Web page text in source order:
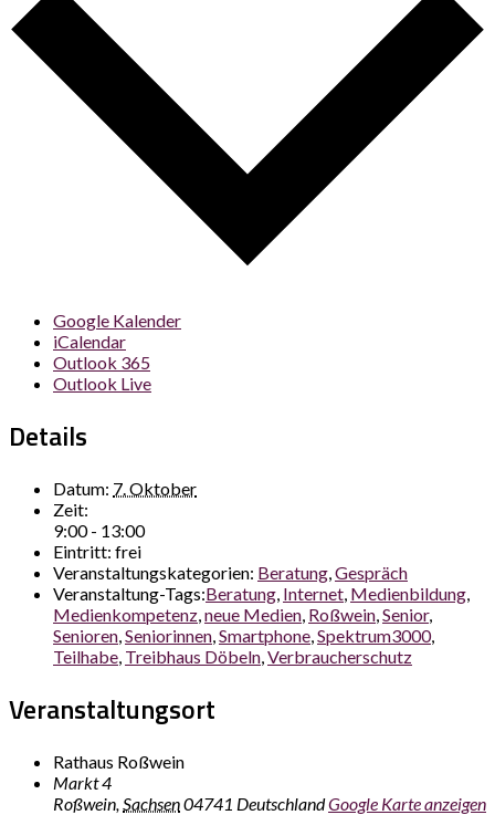
Google Kalender
iCalendar
Outlook 365
Outlook Live
Details
Datum: 7. Oktober
Zeit:
9:00 - 13:00
Eintritt: frei
Veranstaltungskategorien: Beratung,Gespräch
Veranstaltung-Tags:Beratung, Internet, Medienbildung,
Medienkompetenz,neue Medien, Roßwein,Senior,
Senioren,Seniorinnen,Smartphone,Spektrum3000,
Teilhabe, Treibhaus Döbeln,Verbraucherschutz
Veranstaltungsort
Rathaus Roßwein
Markt 4
Roßwein Sachsen04741 DeutschlandGoogle Karte anzeigen